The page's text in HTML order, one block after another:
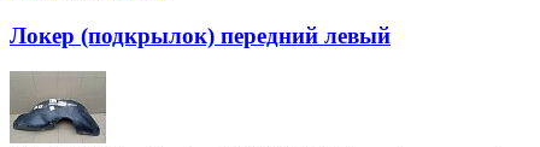
Локер (подкрылок) передний левый